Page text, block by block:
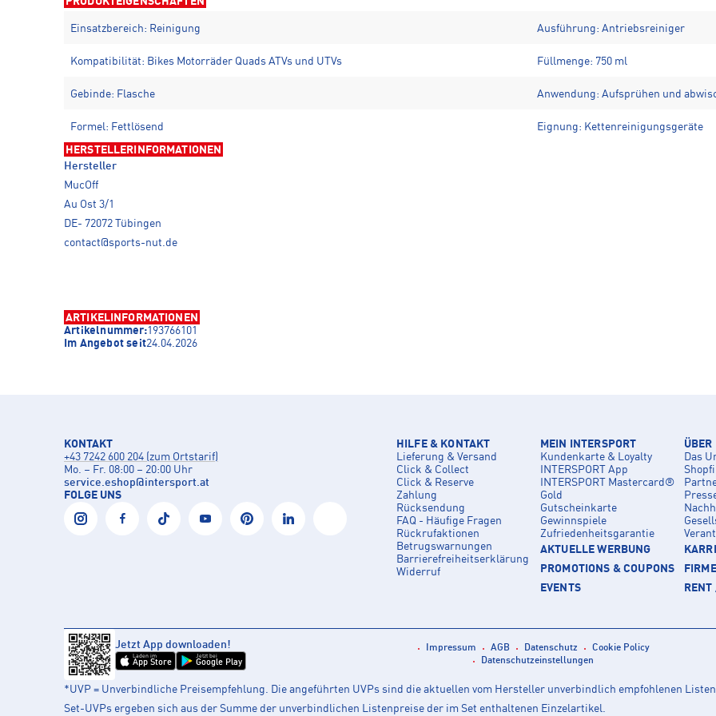
Einsatzbereich: Reinigung Ausführung: Antriebsreiniger
Kompatibilität: Bikes Motorräder Quads ATVs und UTVs Füllmenge: 750 ml
Gebinde: Flasche Anwendung: Aufsprühen und
Formel: Fettlösend Eignung: Kettenreinigungsgeräte
HERSTELLERINFORMATIONEN
Hersteller
MucOff
Au Ost 3/1
DE- 72072 Tübingen
contact@sports-nut.de
ARTIKELINFORMATIONEN
Artikelnummer:193766101
Im Angebot seit24.04.2026
KONTAKT
+43 7242 600 204 (zum Ortstarif)
Mo. – Fr. 08:00 – 20:00 Uhr
service.eshop@intersport.at
FOLGE UNS
HILFE & KONTAKT
Lieferung & Versand
Click & Collect
Click & Reserve
Zahlung
Rücksendung
FAQ - Häufige Fragen
Rückrufaktionen
Betrugswarnungen
Barrierefreiheitserklärung
Widerruf
MEIN INTERSPORT
Kundenkarte & Loyalty
INTERSPORT App
INTERSPORT Mastercard®
Gold
Gutscheinkarte
Gewinnspiele
Zufriedenheitsgarantie
AKTUELLE WERBUNG
PROMOTIONS & COUPONS
EVENTS
ÜBER
Das
Jetzt App downloaden!
Laden im
App Store
Jetzt bei
Google Play
Impressum AGB Datenschutz
Cookie Policy
Datenschutzeinstellungen
*UVP = Unverbindliche Preisempfehlung. Die angeführten UVPs sind die aktuellen vom Hersteller unverbindlich empfohlenen
Set-UVPs ergeben sich aus der Summe der unverbindlichen Listenpreise der im Set enthaltenen Einzelartikel.